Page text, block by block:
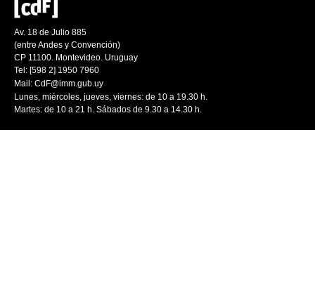
Av. 18 de Julio 885
(entre Andes y Convención)
CP 11100. Montevideo. Uruguay
Tel: [598 2] 1950 7960
Mail: CdF@imm.gub.uy
Lunes, miércoles, jueves, viernes: de 10 a 19.30 h.
Martes: de 10 a 21 h. Sábados de 9.30 a 14.30 h.